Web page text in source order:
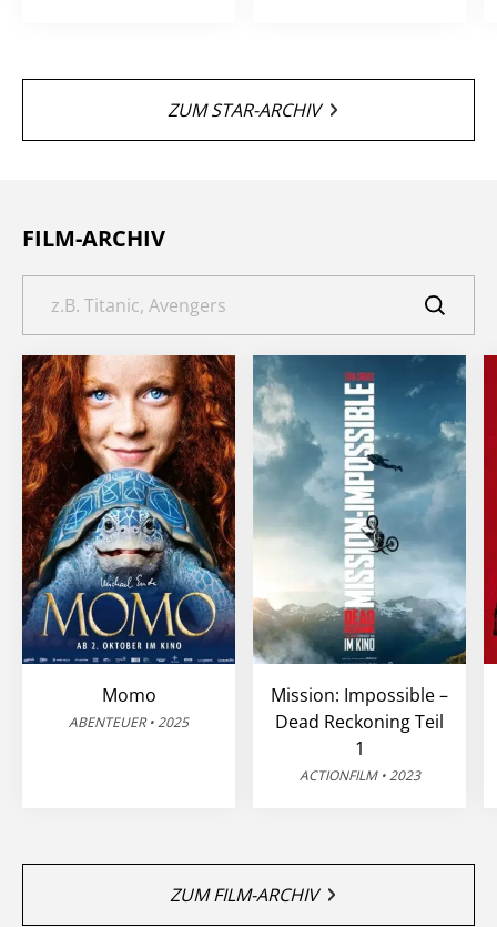
ZUM STAR-ARCHIV
FILM-ARCHIV
Momo
ABENTEUER • 2025
Mission: Impossible –
Dead Reckoning Teil
1
ACTIONFILM • 2023
ZUM FILM-ARCHIV